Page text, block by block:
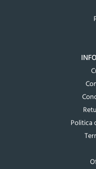
Politica